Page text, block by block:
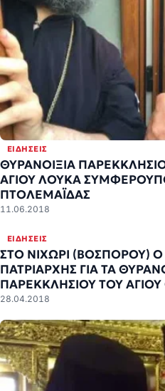
ΕΙΔΉΣΕΙΣ
ΘΥΡΑΝΟΙΞΙΑ
ΑΓΙΟΥ ΛΟΥΚΑ
ΠΤΟΛΕΜΑΪΔΑΣ
11.06.2018
ΕΙΔΉΣΕΙΣ
ΣΤΟ ΝΙΧΩΡΙ (ΒΟΣΠΟΡΟΥ)
ΠΑΤΡΙΑΡΧΗΣ ΓΙΑ ΤΑ
ΠΑΡΕΚΚΛΗΣΙΟΥ ΤΟΥ
28.04.2018